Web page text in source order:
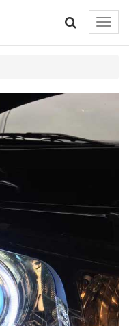
Toggle